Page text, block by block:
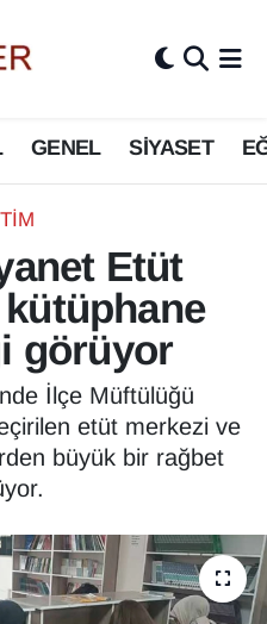
GENEL SİYASET
Etüt
görüyor
İlçe Müftülüğü
etüt merkezi ve
büyük bir rağbet
ve Fikstür